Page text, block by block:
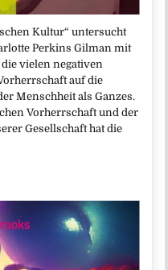
Kultur“ untersucht
Perkins Gilman mit
vielen negativen
auf die
Menschheit als Ganzes.
Vorherrschaft und der
Gesellschaft hat die